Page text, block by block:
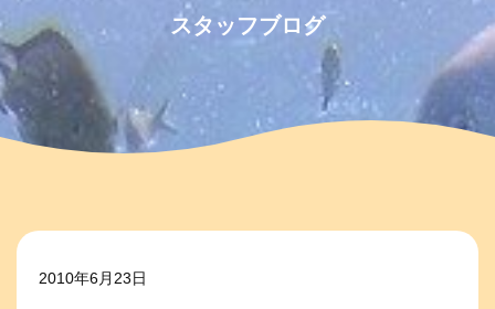
スタッフブログ
2010年6月23日